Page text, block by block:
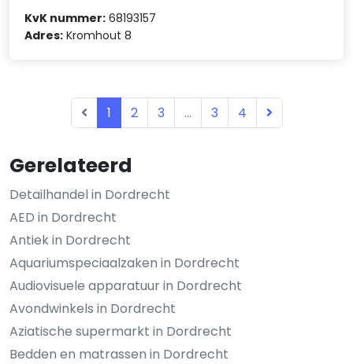
Gerelateerd
Detailhandel in Dordrecht
AED in Dordrecht
Antiek in Dordrecht
Aquariumspeciaalzaken in Dordrecht
Audiovisuele apparatuur in Dordrecht
Avondwinkels in Dordrecht
Aziatische supermarkt in Dordrecht
Bedden en matrassen in Dordrecht
KvK nummer: 68193157
Adres: Kromhout 8
1 2 3 ... 3 4